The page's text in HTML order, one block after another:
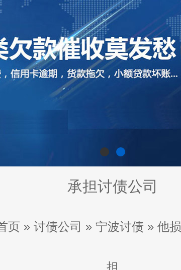
承担讨债公司
页 » 讨债公司 » 宁波讨债 » 他
担